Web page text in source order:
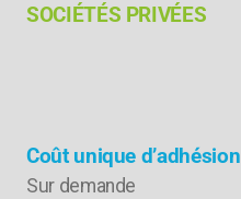
SOCIÉTÉS PRIVÉES
Coût unique d’adhésion
Sur demande